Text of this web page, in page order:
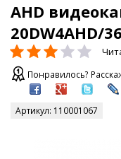
AHD
20DW4AHD/36
Понравилось?
Артикул: 110001067